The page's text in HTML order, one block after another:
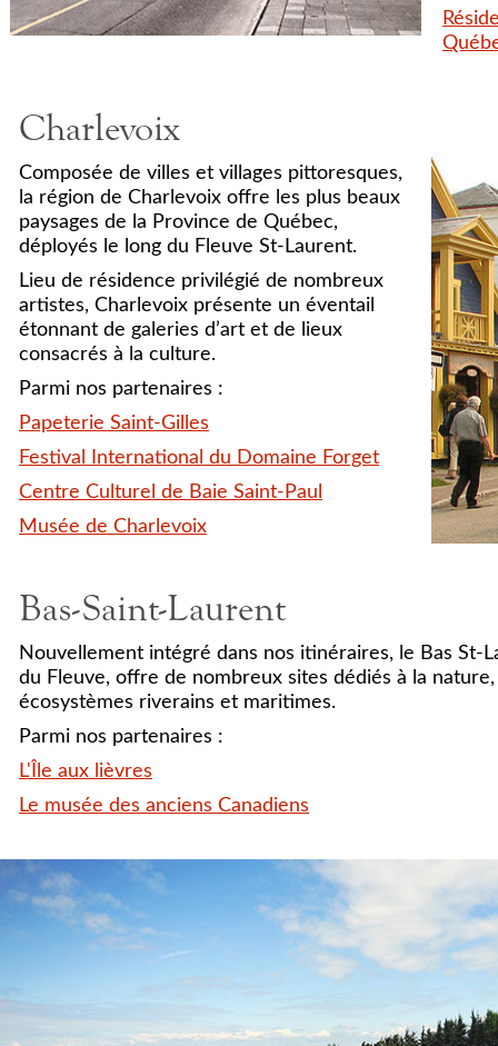
Charlevoix
Composée de villes et villages pittoresques,
la région de Charlevoix offre les plus beaux
paysages de la Province de Québec,
déployés le long du Fleuve St-Laurent.
Lieu de résidence privilégié de nombreux
artistes, Charlevoix présente un éventail
étonnant de galeries d’art et de lieux
consacrés à la culture.
Parmi nos partenaires :
Papeterie Saint-Gilles
Festival International du Domaine Forget
Centre Culturel de Baie Saint-Paul
Musée de Charlevoix
Bas-Saint-Laurent
Nouvellement intégré dans nos itinéraires, le Bas St-
du Fleuve, offre de nombreux sites dédiés à la
écosystèmes riverains et maritimes.
Parmi nos partenaires :
L'Île aux lièvres
Le musée des anciens Canadiens